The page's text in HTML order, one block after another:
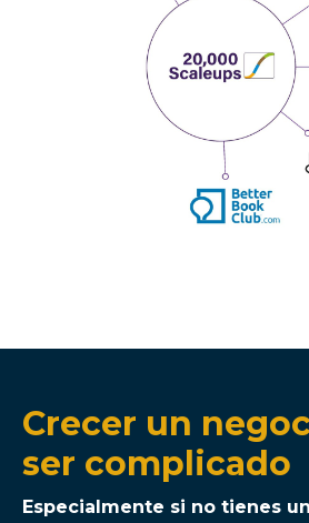
Crecer un
ser complicado
Especialmente si no tienes